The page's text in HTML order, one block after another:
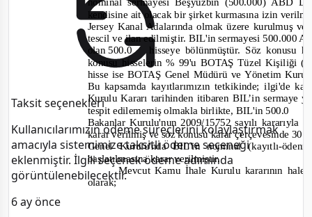
Taksit seçenekleri
Kullanıcılarımızın ödeme süreçlerini kolaylaştırmak
amacıyla sistemimize taksitli ödeme seçeneği
eklenmiştir. İlgili seçenek ödeme adımında
görüntülenebilecektir.
6 ay önce
kendisine ait olacak bir şirket kurmasına izin
Jersey Kanal Adalarında olmak üzere kurulmuş
tescil ve ilan edilmiştir. BIL'in sermayesi 500.000
olan 500.0
hisseye bölünmüştür. Söz konusu
konusu hisselerin % 99'u BOTAŞ Tüzel Kişiliği
hisse ise BOTAŞ Genel Müdürü ve Yönetim
Bu kapsamda kayıtlarımızın tetkikinde; ilgi'de
Kurulu Kararı tarihinden itibaren BIL’in sermaye
tespit edilememiş olmakla birlikte, BIL'in 500.0
Bakanlar Kurulu'nun 2009/15752 sayılı kararıyla
karar verilmiş ve söz konusu karar çerçevesinde
Genel Kurulu'nda BIL'in nominal (kayıtlı-
başlatılmasına karar verilmiştir.
Mevcut Kamu İhale Kurulu kararının
olarak;